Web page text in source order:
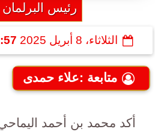
رئيس
الثلاثاء، 8 أبريل 2025
متابعة :علاء حمدى
أكد محمد بن أحمد